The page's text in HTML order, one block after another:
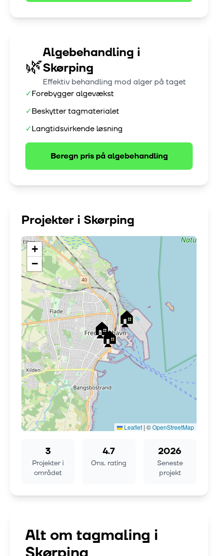
🌿
Algebehandling i
Skørping
Effektiv behandling mod alger på taget
✓Forebygger algevækst
✓Beskytter tagmaterialet
✓Langtidsvirkende løsning
Beregn pris påalgebehandling
Projekter i Skørping
🏠
🏠 🏠
+
−
Leaflet | ©OpenStreetMap
3
Projekter i
området
4.7
Gns. rating
2026
Seneste
projekt
Alt om tagmaling i